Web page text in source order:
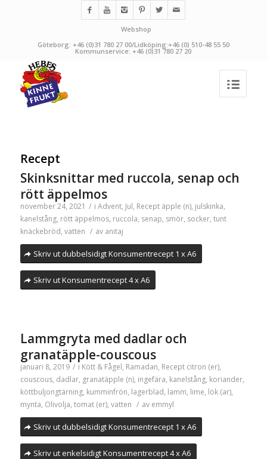
Webshop
Göteborg: +46 (0)31 780 27 00/Lidköping:+46 (0) 510-48 55 50
Kommunservice: +46 (0)31 780 27 20
Recept
Skinksnittar med ruccola, senap och
rött äppelmos
november 24, 2021 / i Advent, Jul, Recept äpple (n), julskinka,
kanelstång, rött äppelmos, ruccola, senap, smör, socker, tunt
knäckebröd, vatten / av anitaj
Skriv ut dubbelsidigt Konsumentrecept 1 x A6
Skriv ut Konsumentrecept 4 x A6
Lammgryta med dadlar och
granatäpple-couscous
januari 8, 2019 / i Kött & Fågel, Ramadan, Recept citron (er),
couscous, dadlar, granatäpple (n), ingefära, kanelstång, koriander,
köttbuljongtärning, kumminfrön, lagerblad, lamm, lime, lök (ar),
mynta, Olivolja, tomat (er), vatten / av emmyl
Skriv ut dubbelsidigt Konsumentrecept 1 x A6
Skriv ut enkelsidigt Konsumentrecept 4 x A6